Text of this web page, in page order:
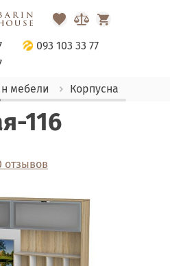
093 103 33 77
мебели
Корпусная мебель
116
отзывов